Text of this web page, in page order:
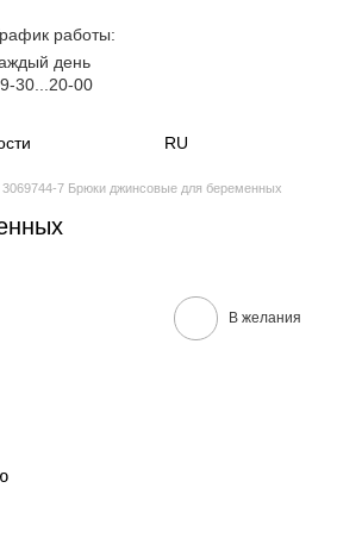
работы:
день
30...20-00
RU
3069744-7 Брюки джинсовые для беременных
В желания